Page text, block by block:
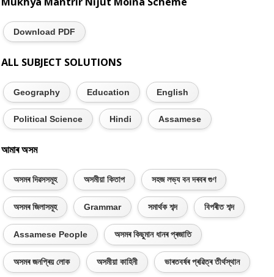
Download PDF
ALL SUBJECT SOLUTIONS
Geography Education English
Political Science Hindi Assamese
আমাৰ অসম
অসমৰ দিৱসসমূহ অসমীয়া কিতাপ সহজ লভ্য বন দৰবৰ গুণ
অসমৰ জিলাসমূহ Grammar সমাৰ্থক শব্দ বিপৰীত শব্দ
Assamese People অসমৰ কিছুমান ধানৰ প্ৰজাতি
অসমৰ জনপ্ৰিয় লোক অসমীয়া কাহিনী ভাৰতবৰ্ষৰ প্ৰৱিত্ৰ তীৰ্থস্থান